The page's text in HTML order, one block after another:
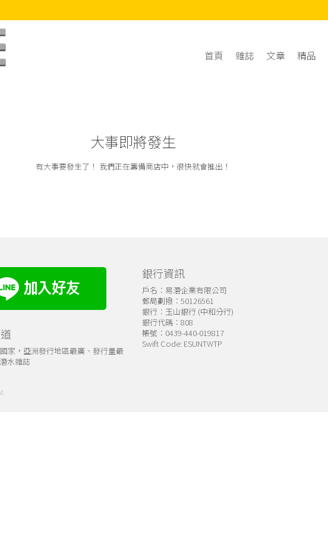
首頁 雜誌 文章 精品
大事即將發生
有大事要發生了！ 我們正在籌備商店中，很快就會推出！
家，亞洲發行地區最廣、發行量最
水雜誌
銀行資訊
戶名：易潛企業有限公司
郵局劃撥：50126561
銀行：玉山銀行 (中和分行)
銀行代碼：808
帳號：0439-440-019817
Swift Code: ESUNTWTP